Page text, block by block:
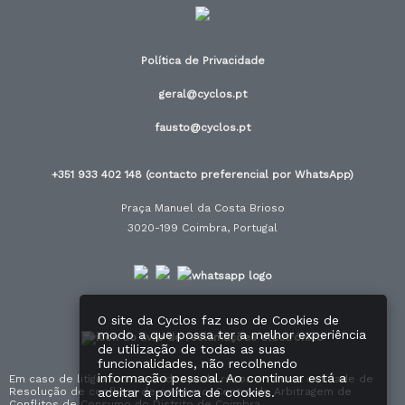
O site da Cyclos faz uso de Cookies de
modo a que possa ter a melhor experiência
de utilização de todas as suas
funcionalidades, não recolhendo
informação pessoal. Ao continuar está a
aceitar a política de cookies.
Política de Privacidade
geral@cyclos.pt
fausto@cyclos.pt
+351 933 402 148 (contacto preferencial por WhatsApp)
Praça Manuel da Costa Brioso
3020-199 Coimbra, Portugal
Em caso de litígio o consumidor pode recorrer a uma entidade de
Resolução de conflitos de consumo: Centro de Arbitragem de